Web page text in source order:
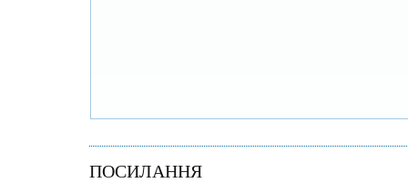
ПОСИЛАННЯ